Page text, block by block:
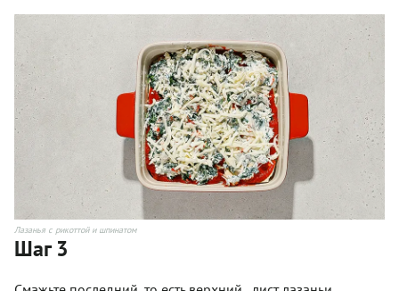
Лазанья с рикоттой и шпинатом
Шаг 3